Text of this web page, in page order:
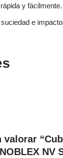
y fácilmente.
e
valorar
NV